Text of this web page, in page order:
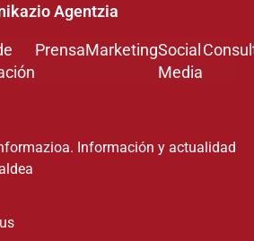
Agentzia
PrensaMarketingSocial
Media
Información y actualidad